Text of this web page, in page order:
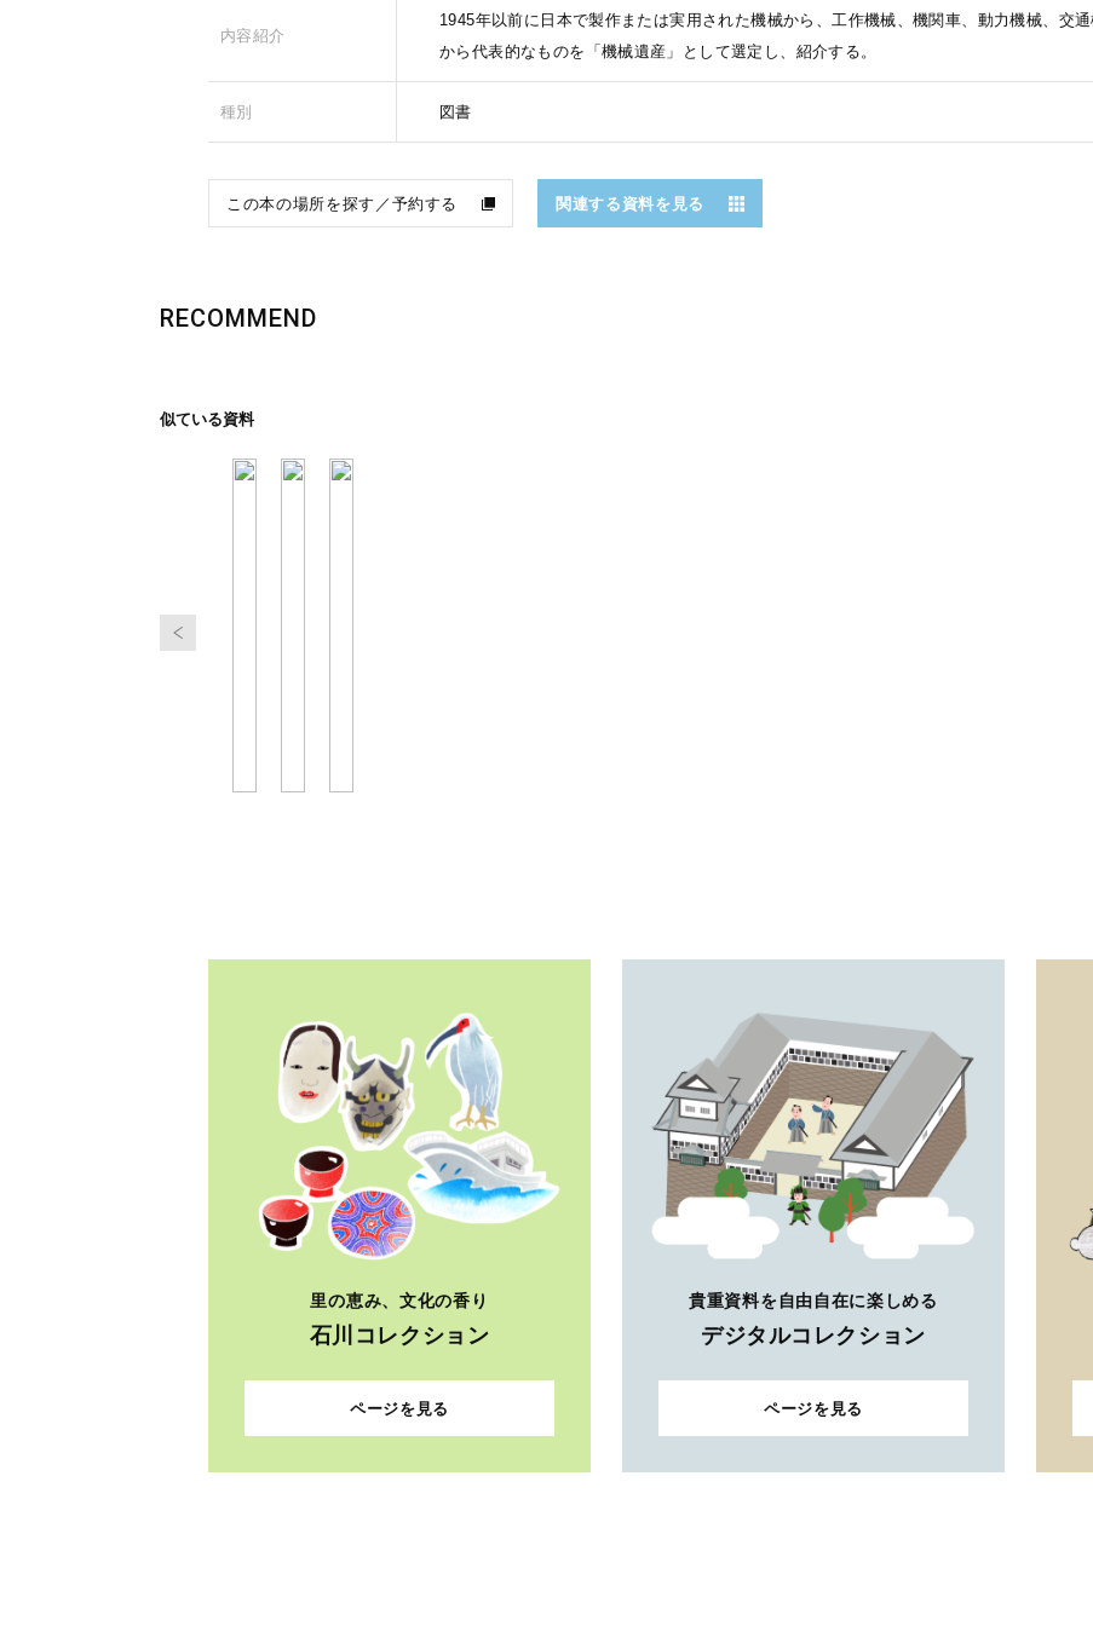
内容紹介
1945年以前に日本で製作または実用された機械から、工作機械、機関車、動力機械、交
から代表的なものを「機械遺産」として選定し、紹介する。
種別 図書
この本の場所を探す／予約する 関連する資料を見る
RECOMMEND
似ている資料
里の恵み、文化の香り
石川コレクション
ページを見る
貴重資料を自由自在に楽しめる
デジタルコレクション
ページを見る